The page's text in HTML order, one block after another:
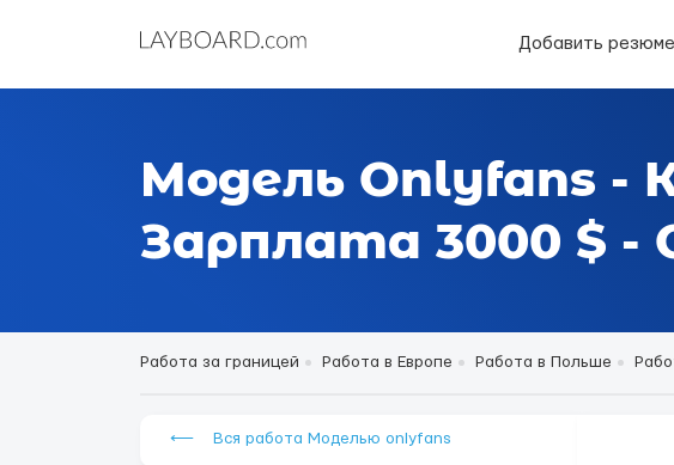
Добавить резюме
Модель Onlyfans -
Зарплата 3000 $ -
Работа за границей Работа в Европе Работа в Польше
⟵ Вся работа Моделью onlyfans